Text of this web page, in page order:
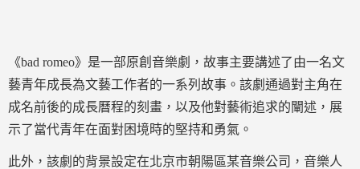
《bad romeo》是一部原創音樂劇，故事主要講述了由一名文
藝青年成長為文藝工作者的一系列故事。該劇通過對主角在
成名前後的成長曆程的刻畫，以及他對藝術追求的闡述，展
示了當代青年在面對困境時的堅持和勇氣。
此外，該劇的背景設定在北京市朝陽區某音樂公司，音樂人